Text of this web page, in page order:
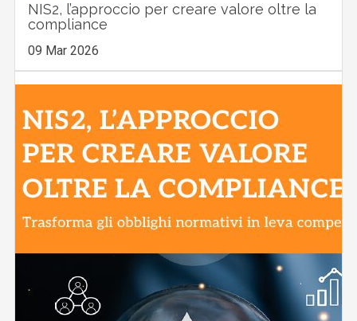
NIS2, l’approccio per creare valore oltre la
compliance
09 Mar 2026